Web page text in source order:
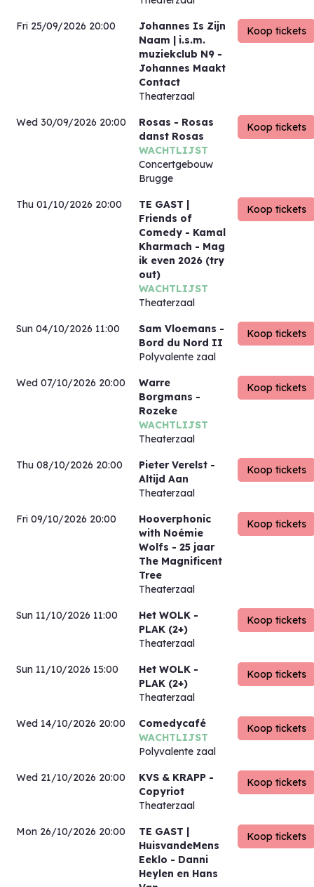
Fri 25/09/2026 20:00
Johannes Is Zijn
Naam | i.s.m.
muziekclub N9 -
Johannes Maakt
Contact
Theaterzaal
Wed 30/09/2026 20:00 Rosas - Rosas
danst Rosas
WACHTLIJST
Concertgebouw
Brugge
Thu 01/10/2026 20:00
TE GAST |
Friends of
Comedy - Kamal
Kharmach - Mag
ik even 2026 (try
out)
WACHTLIJST
Theaterzaal
Sun 04/10/2026 11:00 Sam Vloemans -
Bord du Nord II
Polyvalente zaal
Wed 07/10/2026 20:00
Warre
Borgmans -
Rozeke
WACHTLIJST
Theaterzaal
Thu 08/10/2026 20:00 Pieter Verelst -
Altijd Aan
Theaterzaal
Fri 09/10/2026 20:00
Hooverphonic
with Noémie
Wolfs - 25 jaar
The Magnificent
Tree
Theaterzaal
Sun 11/10/2026 11:00 Het WOLK -
PLAK (2+)
Theaterzaal
Sun 11/10/2026 15:00 Het WOLK -
PLAK (2+)
Theaterzaal
Wed 14/10/2026 20:00
Comedycafé
WACHTLIJST
Polyvalente zaal
Wed 21/10/2026 20:00 KVS & KRAPP -
Copyriot
Theaterzaal
Mon 26/10/2026 20:00
TE GAST |
HuisvandeMens
Eeklo - Danni
Heylen en Hans